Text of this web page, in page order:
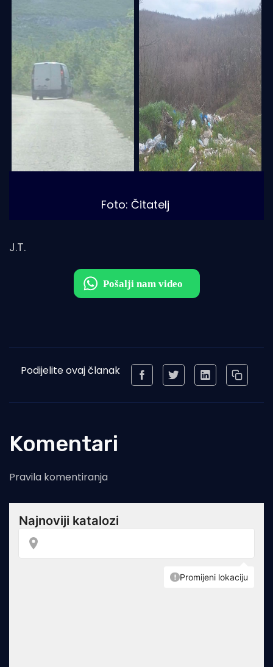
Foto: Čitatelj
J.T.
Podijelite ovaj članak
Komentari
Pravila komentiranja